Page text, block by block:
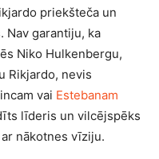
priekšteča un
Nav garantiju, ka
Niko Hulkenbergu,
Rikjardo, nevis
vai Estebanam
līderis un vilcējspēks
nākotnes vīziju.